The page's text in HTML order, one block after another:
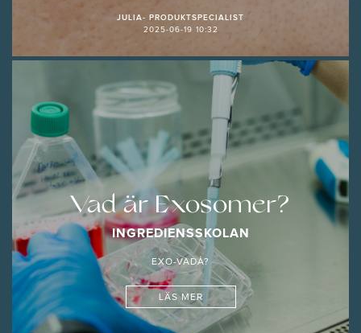
JULIA- PRODUKTSPECIALIST
2025-06-19 10:32
Vad är Exosomer?
INGREDIENSSKOLAN
EXO-VADÅ?
LÄS MER